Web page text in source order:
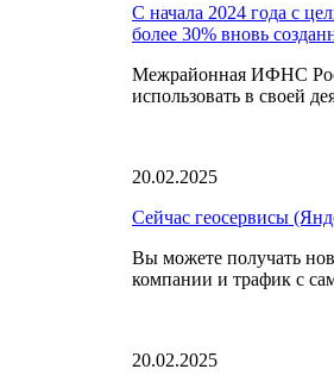
С начала 2024 года с
более 30% вновь
Межрайонная ИФНС
использовать в своей
20.02.2025
Сейчас геосервисы
Вы можете получать
компании и трафик с
20.02.2025